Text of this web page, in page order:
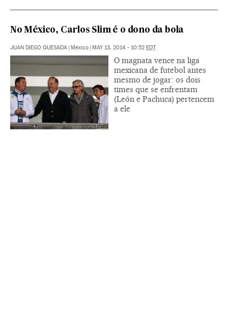
No México, Carlos Slim é o dono da bola
JUAN DIEGO QUESADA México MAY 13, 2014 - 10:52 EDT
O magnata vence na liga
mexicana de futebol antes
mesmo de jogar: os dois
times que se enfrentam
(León e Pachuca) pertencem
a ele